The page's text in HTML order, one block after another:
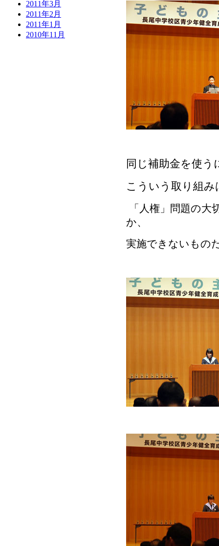
2011年3月
2011年2月
2011年1月
2010年11月
同じ補助金を使う
こういう取り組
「人権」問題の
か、
実施できないもの